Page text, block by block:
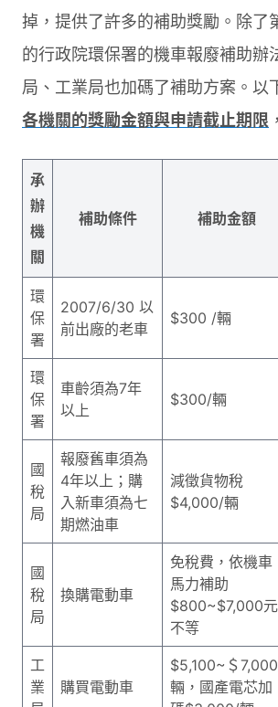
掉，提供了許多的補助獎勵。除了
的行政院環保署的機車報廢補助辦
局、工業局也加碼了補助方案。以
各機關的獎勵金額與申請截止期限
承
辦
機
關
補助條件 補助金額
環
保
署
2007/6/30 以
前出廠的老車
$300 /輛
環
保
署
車齡須為7年
以上
$300/輛
國
稅
局
報廢舊車須為
4年以上；購
入新車須為七
期燃油車
減徵貨物稅
$4,000/輛
國
稅
局
換購電動車
免稅費，依機車
馬力補助
$800~$7,000元
不等
工
業
購買電動車
$5,100~＄
輛，國產電芯加